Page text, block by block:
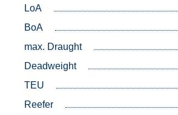
LoA
BoA
max. Draught
Deadweight
TEU
Reefer